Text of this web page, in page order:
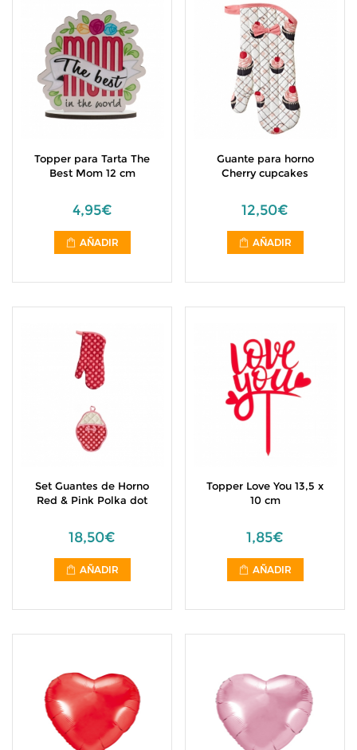
Topper para Tarta The
Best Mom 12 cm
4,95€
AÑADIR
Guante para horno
Cherry cupcakes
12,50€
AÑADIR
Set Guantes de Horno
Red & Pink Polka dot
18,50€
AÑADIR
Topper Love You 13,5 x
10 cm
1,85€
AÑADIR